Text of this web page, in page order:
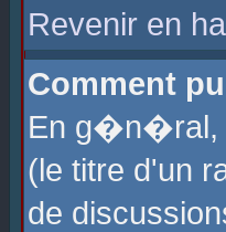
Revenir en
Comment
En g�n�ral,
(le titre d'un
de